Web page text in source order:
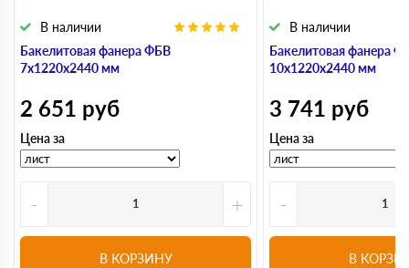
Бакелитовая фанера ФБВ
7х1220х2440 мм
В наличии
2 651 руб
Цена за
- +
В КОРЗИНУ
Бакелитовая фанера
10х1220х2440 мм
В наличии
3 741 руб
Цена за
-
В